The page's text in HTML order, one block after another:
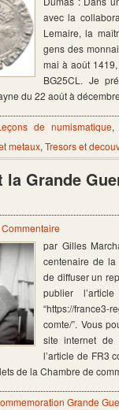
avec la
Lemaire, la
gens des
mai à août
BG25CL. Je
du 22 août à
de numismatique
metaux, Tresors et
Grande
par Gilles
centenaire de
de diffuser un
publier
“https://france3-
comte/”. Vous
site internet de
l’article de FR3
de la Chambre de
Grande